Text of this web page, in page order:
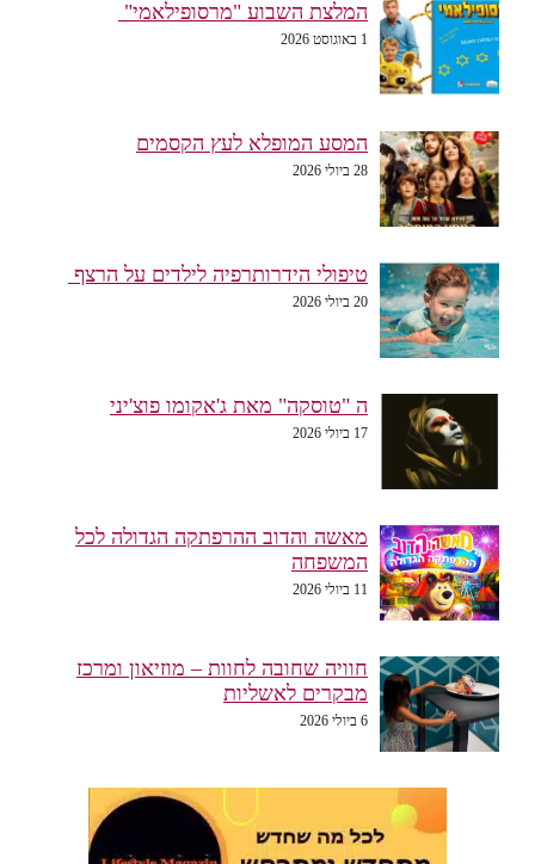
המלצת השבוע "מרסופילאמי"
1 באוגוסט 2026
המסע המופלא לעץ הקסמים
28 ביולי 2026
טיפולי הידרותרפיה לילדים על הרצף
20 ביולי 2026
ה "טוסקה" מאת ג'אקומו פוצ'יני
17 ביולי 2026
מאשה והדוב ההרפתקה הגדולה לכל
המשפחה
11 ביולי 2026
חוויה שחובה לחוות – מוזיאון ומרכז
מבקרים לאשליות
6 ביולי 2026